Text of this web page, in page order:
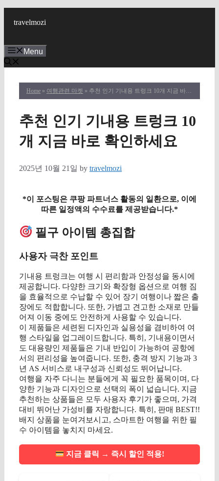
travelmozi
Menu
Home » 여행관련 마켓 » 추천 인기 기내용 트렁크 10개 지금 바로 확인하세요
추천 인기 기내용 트렁크 10
개 지금 바로 확인하세요
2025년 10월 21일 by travelmozi
*이 포스팅은 쿠팡 파트너스 활동의 일환으로, 이에
따른 일정액의 수수료를 제공받습니다.*
필구 아이템 총집합
사용자 극찬 포인트
기내용 트렁크는 여행 시 편리함과 안정성을 동시에
제공합니다. 다양한 크기와 확장형 옵션으로 여행 짐
을 효율적으로 수납할 수 있어 장기 여행이나 짧은 출
장에도 적합합니다. 또한, 가볍고 견고한 소재로 만들
어져 이동 중에도 안전하게 사용할 수 있습니다.
이 제품들은 세련된 디자인과 실용성을 겸비하여 여
행 스타일을 업그레이드합니다. 특히, 기내용이면서
도 대용량인 제품들은 기내 반입이 가능하여 공항에
서의 편리성을 높여줍니다. 또한, 충격 방지 기능과 3
년 AS 서비스로 내구성과 신뢰성도 뛰어납니다.
여행을 자주 다니는 분들에게 꼭 필요한 품목이며, 다
양한 기능과 디자인으로 선택의 폭이 넓습니다. 지금
추천하는 상품들은 모두 사용자 후기가 좋으며, 가격
대비 뛰어난 가성비를 자랑합니다. 특히, 판매 BEST!!
배지 상품을 눈여겨보시고, 스마트한 여행을 위한 필
수 아이템을 놓치지 마세요.
지금 클릭 → 즉시 할인 적용!